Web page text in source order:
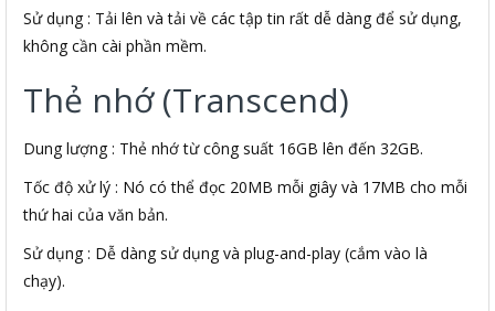
Sử dụng : Tải lên và tải về các tập tin rất dễ dàng để sử dụng,
không cần cài phần mềm.
Thẻ nhớ (Transcend)
Dung lượng : Thẻ nhớ từ công suất 16GB lên đến 32GB.
Tốc độ xử lý : Nó có thể đọc 20MB mỗi giây và 17MB cho mỗi
thứ hai của văn bản.
Sử dụng : Dễ dàng sử dụng và plug-and-play (cắm vào là
chạy).